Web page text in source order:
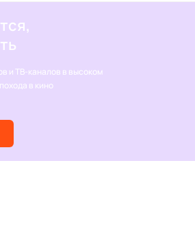
и ТВ-каналов в высоком
в кино